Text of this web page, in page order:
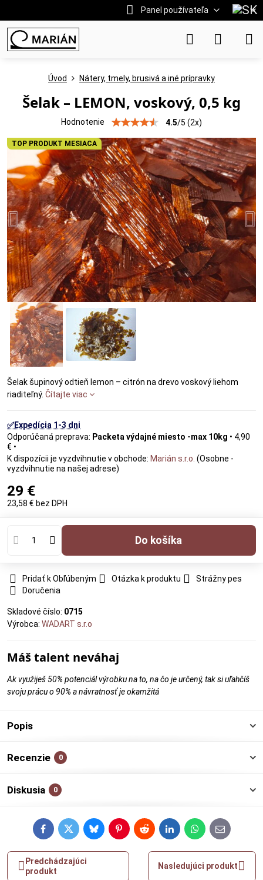
Panel používateľa
TOP PRODUKT MESIACA
Úvod Nátery, tmely, brusivá a iné prípravky
Šelak – LEMON, voskový, 0,5 kg
Hodnotenie 4.5/5 (2x)
Šelak šupinový odtieň lemon – citrón na drevo voskový liehom
riaditeľný. Čítajte viac
✅Expedícia 1-3 dni
Packeta výdajné miesto -max 10kg • 4,90
€ •
Marián s.r.o. (Osobne -
vyzdvihnutie na našej adrese)
29 €
23,58 € bez DPH
Do košíka
Pridať k Obľúbeným Otázka k produktu
Strážny pes
Doručenia
Skladové číslo: 0715
Výrobca: WADART s.r.o
Máš talent neváhaj
Ak využiješ 50% potenciál výrobku na to, na čo je určený, tak si uľahčíš
svoju prácu o 90% a návratnosť je okamžitá
Popis
Recenzie 0
Diskusia 0
FacebookTwitterBlueskyPinterestRedditLinkedInWhatsApp
E-
mail
Predchádzajúci
produkt
Nasledujúci produkt